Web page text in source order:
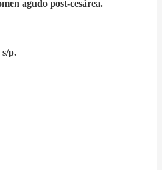
agudo post-cesárea.
s/p.